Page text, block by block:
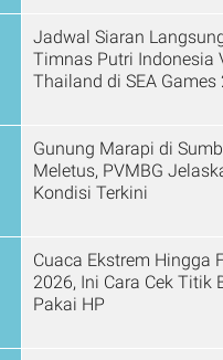
Jadwal Siaran
Timnas Putri Indonesia
Thailand di SEA Games
Gunung Marapi di
Meletus, PVMBG
Kondisi Terkini
Cuaca Ekstrem Hingga
2026, Ini Cara Cek Titik
Pakai HP